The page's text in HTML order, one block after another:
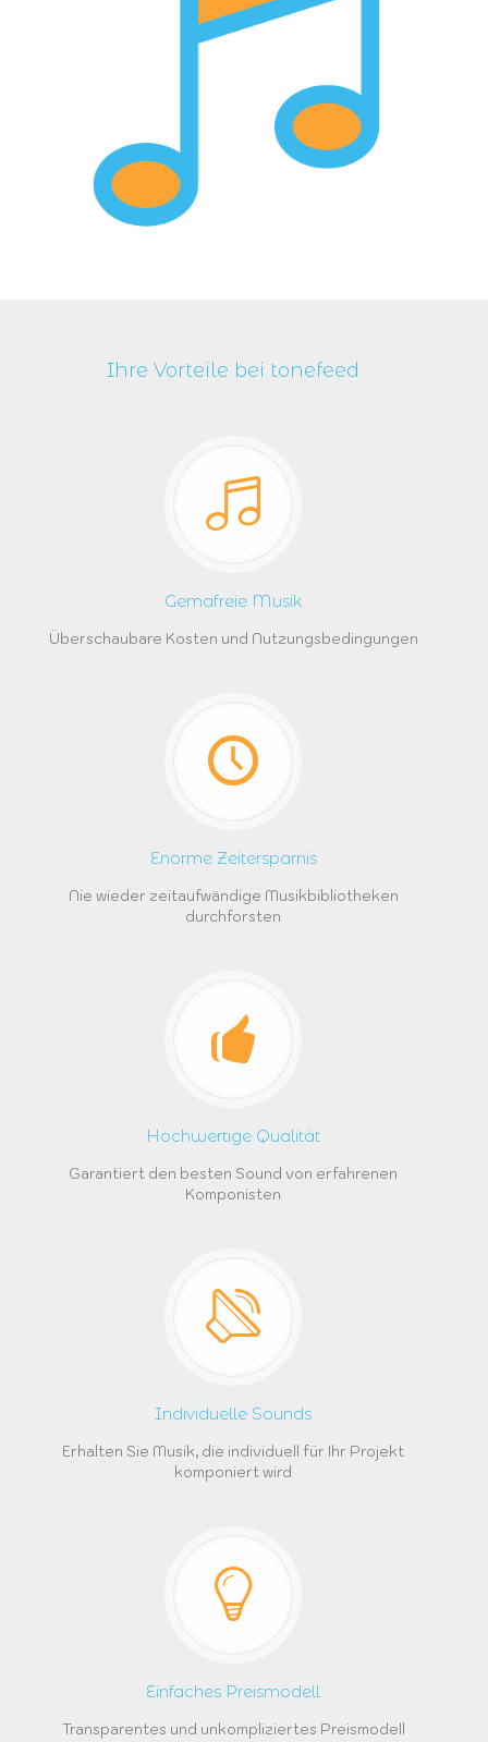
Ihre Vorteile bei tonefeed
Gemafreie Musik
Überschaubare Kosten und Nutzungsbedingungen
Enorme Zeitersparnis
Nie wieder zeitaufwändige Musikbibliotheken
durchforsten
Hochwertige Qualität
Garantiert den besten Sound von erfahrenen
Komponisten
Individuelle Sounds
Erhalten Sie Musik, die individuell für Ihr Projekt
komponiert wird
Einfaches Preismodell
Transparentes und unkompliziertes Preismodell